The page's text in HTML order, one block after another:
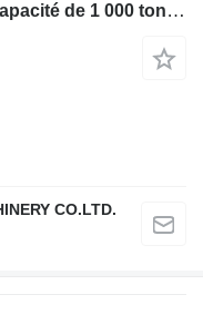
Constmach Silo à ciment d'une capacité de 1 000 tonnes
CO.LTD.